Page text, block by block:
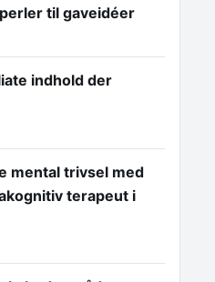
til gaveidéer
indhold der
mental trivsel med
terapeut i